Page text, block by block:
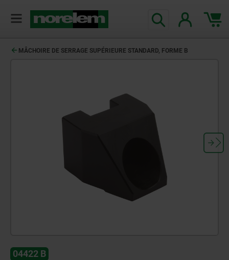
MÂCHOIRE DE SERRAGE SUPÉRIEURE STANDARD, FORME B
04422 B